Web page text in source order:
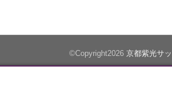
©Copyright2026 京都紫光サ